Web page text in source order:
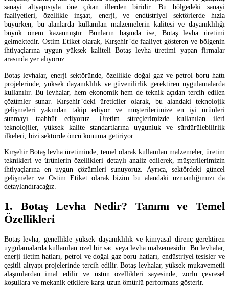
sanayi altyapısıyla öne çıkan illerden biridir. Bu bölgedeki sanayi
faaliyetleri, özellikle inşaat, enerji, ve endüstriyel sektörlerde hızla
büyürken, bu alanlarda kullanılan malzemelerin kalitesi ve dayanıklılığı
büyük önem kazanmıştır. Bunların başında ise, Botaş levha üretimi
gelmektedir. Ostim Etiket olarak, Kırşehir’de faaliyet gösteren ve bölgenin
ihtiyaçlarına uygun yüksek kaliteli Botaş levha üretimi yapan firmalar
arasında yer alıyoruz.
Botaş levhalar, enerji sektöründe, özellikle doğal gaz ve petrol boru hattı
projelerinde, yüksek dayanıklılık ve güvenilirlik gerektiren uygulamalarda
kullanılır. Bu levhalar, hem ekonomik hem de teknik açıdan tercih edilen
çözümler sunar. Kırşehir’deki üreticiler olarak, bu alandaki teknolojik
gelişmeleri yakından takip ediyor ve müşterilerimize en iyi ürünleri
sunmayı taahhüt ediyoruz. Üretim süreçlerimizde kullanılan ileri
teknolojiler, yüksek kalite standartlarına uygunluk ve sürdürülebilirlik
ilkeleri, bizi sektörde öncü konuma getiriyor.
Kırşehir Botaş levha üretiminde, temel olarak kullanılan malzemeler, üretim
teknikleri ve ürünlerin özellikleri detaylı analiz edilerek, müşterilerimizin
ihtiyaçlarına en uygun çözümleri sunuyoruz. Ayrıca, sektördeki güncel
gelişmeler ve Ostim Etiket olarak bizim bu alandaki uzmanlığımızı da
detaylandıracağız.
1. Botaş Levha Nedir? Tanımı ve Temel
Özellikleri
Botaş levha, genellikle yüksek dayanıklılık ve kimyasal direnç gerektiren
uygulamalarda kullanılan özel bir sac veya levha malzemesidir. Bu levhalar,
enerji iletim hatları, petrol ve doğal gaz boru hatları, endüstriyel tesisler ve
çeşitli altyapı projelerinde tercih edilir. Botaş levhalar, yüksek mukavemetli
alaşımlardan imal edilir ve üstün özellikleri sayesinde, zorlu çevresel
koşullara ve mekanik etkilere karşı uzun ömürlü performans gösterir.